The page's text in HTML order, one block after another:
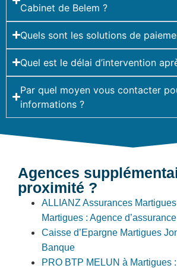
Cabinet de Belem ?
Quels sont les solutions de
Quel est le délai d’intervention
Par quel moyen vous contacter
informations ?
Agences
proximité ?
ALLIANZ Assurances
Martigues : Agence d’assurance
Caisse d’Epargne Martigues
Banque
PRO BTP MELUN à Martigues